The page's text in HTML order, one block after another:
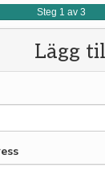
Steg 1 av 3
Lägg